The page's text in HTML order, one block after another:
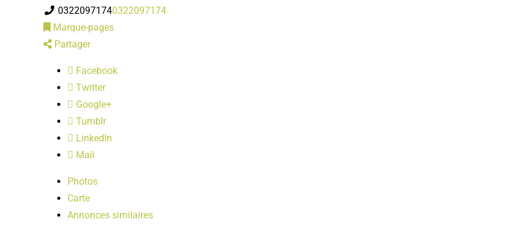
03220971740322097174
Marque-pages
Partager
Facebook
Twitter
Google+
Tumblr
LinkedIn
Mail
Photos
Carte
Annonces similaires